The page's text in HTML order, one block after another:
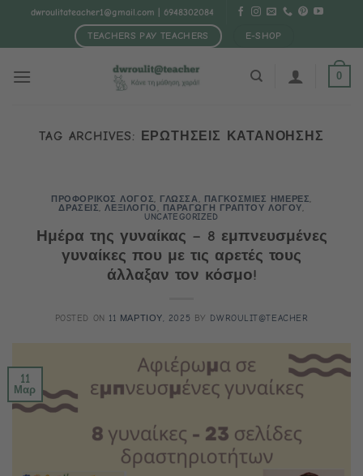
Μετάβαση
περιεχόμενο
dwroulitateacher1@gmail.com | 6948302084
TEACHERS PAY TEACHERS E-SHOP
0
TAG ARCHIVES: ΕΡΩΤΗΣΕΙΣ ΚΑΤΑΝΟΗΣΗΣ
ΠΡΟΦΟΡΙΚΟΣ ΛΟΓΟΣ, ΓΛΩΣΣΑ, ΠΑΓΚΟΣΜΙΕΣ ΗΜΕΡΕΣ,
ΔΡΑΣΕΙΣ,ΛΕΞΙΛΟΓΙΟ, ΠΑΡΑΓΩΓΗ ΓΡΑΠΤΟΥ ΛΟΓΟΥ,
UNCATEGORIZED
Ημέρα της γυναίκας – 8 εμπνευσμένες
γυναίκες που με τις αρετές τους
άλλαξαν τον κόσμο!
POSTED ON 11 ΜΑΡΤΙΟΥ, 2025 BY DWROULIT@TEACHER
11
Μαρ